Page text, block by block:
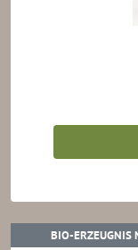
BIO-ERZEUGNIS